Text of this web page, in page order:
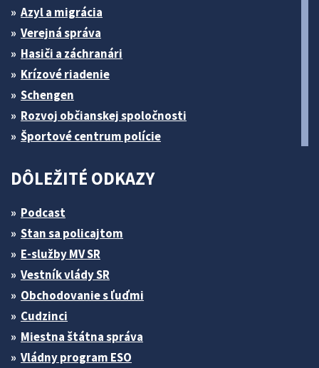
Azyl a migrácia
Verejná správa
Hasiči a záchranári
Krízové riadenie
Schengen
Rozvoj občianskej spoločnosti
Športové centrum polície
DÔLEŽITÉ ODKAZY
Podcast
Stan sa policajtom
E-služby MV SR
Vestník vlády SR
Obchodovanie s ľuďmi
Cudzinci
Miestna štátna správa
Vládny program ESO